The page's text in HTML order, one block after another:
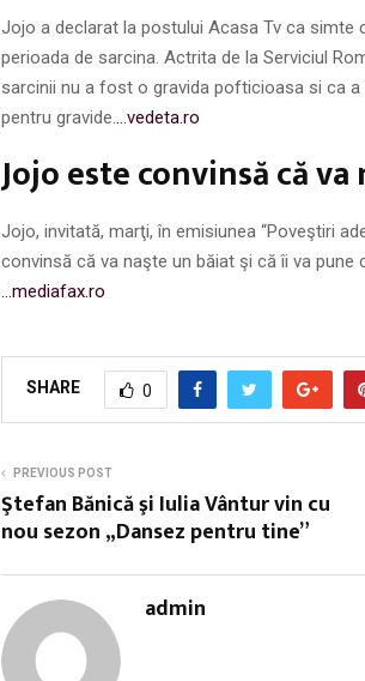
Jojo a declarat la postului Acasa Tv ca simte
perioada de sarcina. Actrita de la Serviciul
sarcinii nu a fost o gravida pofticioasa si ca
pentru gravide.
…vedeta.ro
Jojo este convinsă că
Jojo, invitată, marţi, în emisiunea “Poveştiri
convinsă că va naşte un băiat şi că îi va pune
…mediafax.ro
SHARE 0
PREVIOUS POST
Ştefan Bănică şi Iulia Vântur vin cu
nou sezon „Dansez pentru tine”
admin